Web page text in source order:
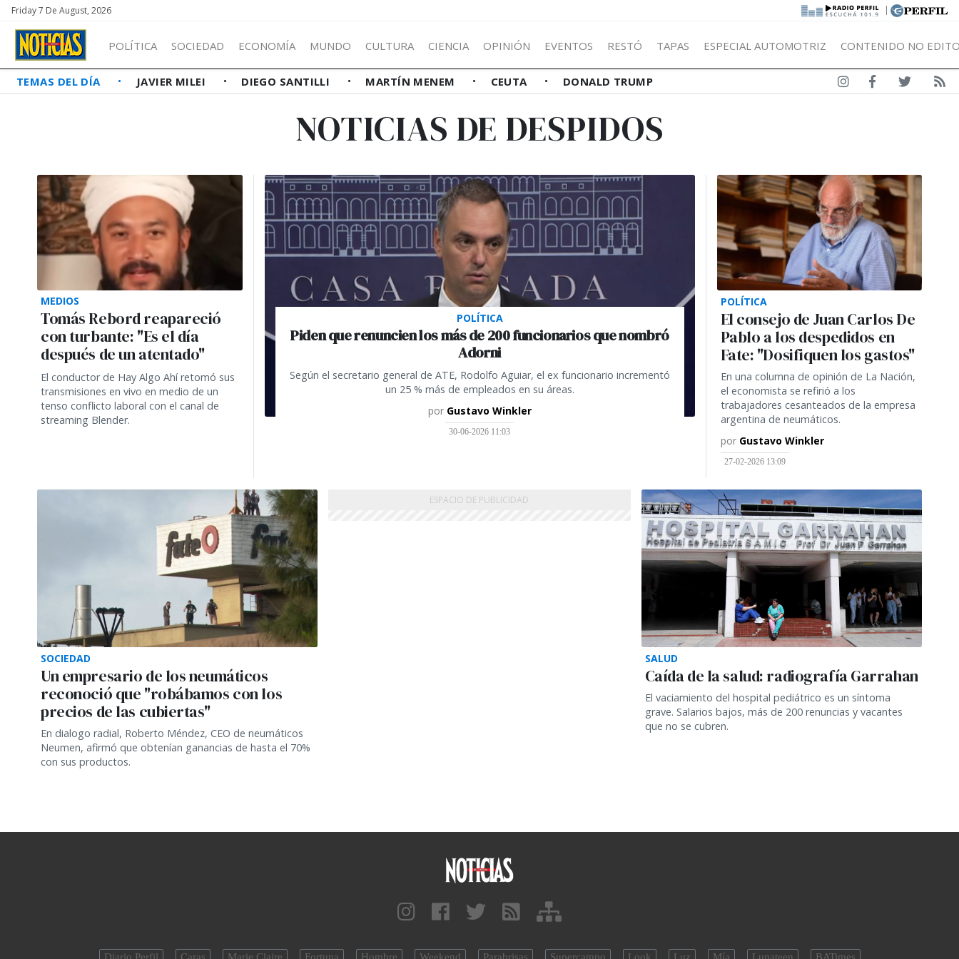
Friday 7 De August, 2026 |
POLÍTICA SOCIEDAD ECONOMÍA MUNDO CULTURA CIENCIA OPINIÓN EVENTOS RESTÓ TAPAS ESPECIAL AUTOMOTRIZ CONTENIDO NO
TEMAS DEL DÍA JAVIER MILEI DIEGO SANTILLI MARTÍN MENEM CEUTA DONALD TRUMP
NOTICIAS DE DESPIDOS
MEDIOS
Tomás Rebord reapareció
con turbante: "Es el día
después de un atentado"
El conductor de Hay Algo Ahí retomó sus
transmisiones en vivo en medio de un
tenso conflicto laboral con el canal de
streaming Blender.
POLÍTICA
Piden que renuncien los más de 200 funcionarios que nombró
Adorni
Según el secretario general de ATE, Rodolfo Aguiar, el ex funcionario incrementó
un 25 % más de empleados en su áreas.
por Gustavo Winkler
30-06-2026 11:03
POLÍTICA
El consejo de Juan Carlos De
Pablo a los despedidos en
Fate: "Dosifiquen los gastos"
En una columna de opinión de La Nación,
el economista se refirió a los
trabajadores cesanteados de la empresa
argentina de neumáticos.
por Gustavo Winkler
27-02-2026 13:09
SOCIEDAD
Un empresario de los neumáticos
reconoció que "robábamos con los
precios de las cubiertas"
En dialogo radial, Roberto Méndez, CEO de neumáticos
Neumen, afirmó que obtenían ganancias de hasta el 70%
con sus productos.
SALUD
Caída de la salud: radiografía Garrahan
El vaciamiento del hospital pediátrico es un síntoma
grave. Salarios bajos, más de 200 renuncias y vacantes
que no se cubren.